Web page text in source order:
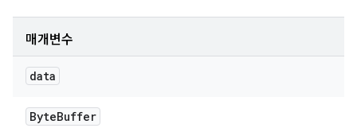
매개변수
data
ByteBuffer